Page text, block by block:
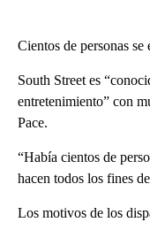
Cientos de personas se
South Street es
entretenimiento” con
Pace.
“Había cientos de
hacen todos los fines
Los motivos de los